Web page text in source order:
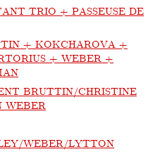
TRIO + PASSEUSE DE
+ KOKCHAROVA +
+ WEBER +
BRUTTIN/CHRISTINE
WEBER
WEBER/LYTTON